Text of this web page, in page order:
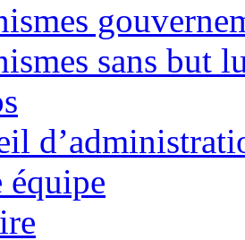
sans but
équipe